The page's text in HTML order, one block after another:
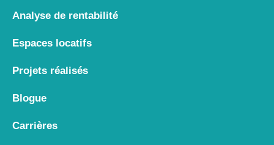
Analyse de rentabilité
Espaces locatifs
Projets réalisés
Blogue
Carrières